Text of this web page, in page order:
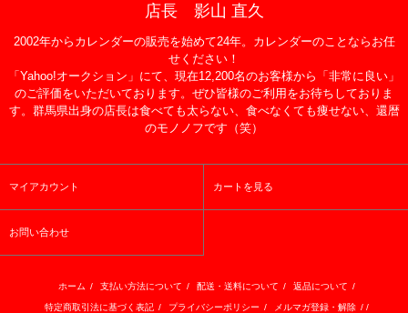
店長 影山 直久
2002年からカレンダーの販売を始めて24年。カレンダーのことならお任
せください！
「Yahoo!オークション」にて、現在12,200名のお客様から「非常に良い」
のご評価をいただいております。ぜひ皆様のご利用をお待ちしておりま
す。群馬県出身の店長は食べても太らない、食べなくても痩せない、還暦
のモノノフです（笑）
マイアカウント カートを見る
お問い合わせ
ホーム / 支払い方法について / 配送・送料について / 返品について /
特定商取引法に基づく表記 / プライバシーポリシー / メルマガ登録・解除 / /